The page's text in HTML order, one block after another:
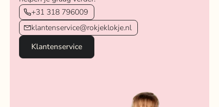
+31 318 796009
klantenservice@rokjeklokje.nl
Klantenservice